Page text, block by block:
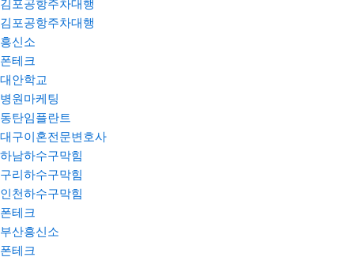
김포공항주차대행
김포공항주차대행
흥신소
폰테크
대안학교
병원마케팅
동탄임플란트
대구이혼전문변호사
하남하수구막힘
구리하수구막힘
인천하수구막힘
폰테크
부산흥신소
폰테크